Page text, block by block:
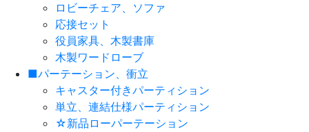
ロビーチェア、ソファ
応接セット
役員家具、木製書庫
木製ワードローブ
■パーテーション、衝立
キャスター付きパーティション
単立、連結仕様パーティション
☆新品ローパーテーション